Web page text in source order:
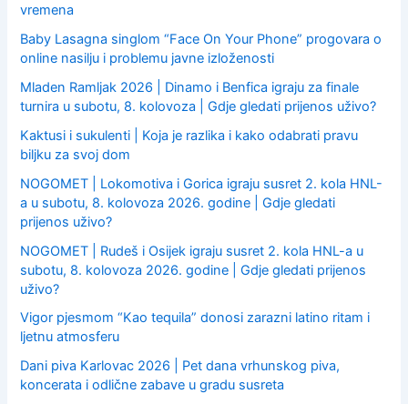
vremena
Baby Lasagna singlom “Face On Your Phone” progovara o
online nasilju i problemu javne izloženosti
Mladen Ramljak 2026 | Dinamo i Benfica igraju za finale
turnira u subotu, 8. kolovoza | Gdje gledati prijenos uživo?
Kaktusi i sukulenti | Koja je razlika i kako odabrati pravu
biljku za svoj dom
NOGOMET | Lokomotiva i Gorica igraju susret 2. kola HNL-
a u subotu, 8. kolovoza 2026. godine | Gdje gledati
prijenos uživo?
NOGOMET | Rudeš i Osijek igraju susret 2. kola HNL-a u
subotu, 8. kolovoza 2026. godine | Gdje gledati prijenos
uživo?
Vigor pjesmom “Kao tequila” donosi zarazni latino ritam i
ljetnu atmosferu
Dani piva Karlovac 2026 | Pet dana vrhunskog piva,
koncerata i odlične zabave u gradu susreta